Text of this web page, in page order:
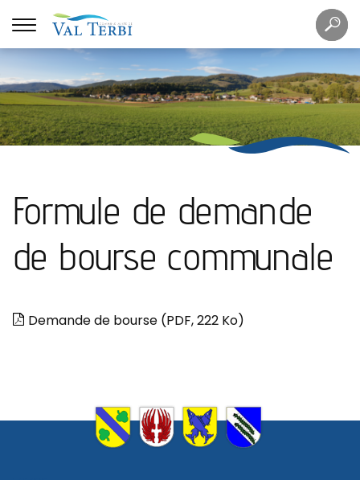
Mots
clés
Formule de demande
de bourse communale
Demande de bourse (PDF, 222 Ko)